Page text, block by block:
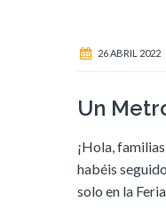
26 ABRIL 2022
Un
¡Hola,
habéis
solo en la